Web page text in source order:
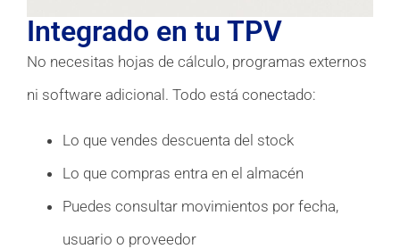
Integrado en tu TPV
No necesitas hojas de cálculo, programas externos
ni software adicional. Todo está conectado:
Lo que vendes descuenta del stock
Lo que compras entra en el almacén
Puedes consultar movimientos por fecha,
usuario o proveedor